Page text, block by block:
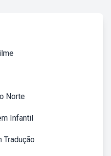
Norte
Infantil
Tradução